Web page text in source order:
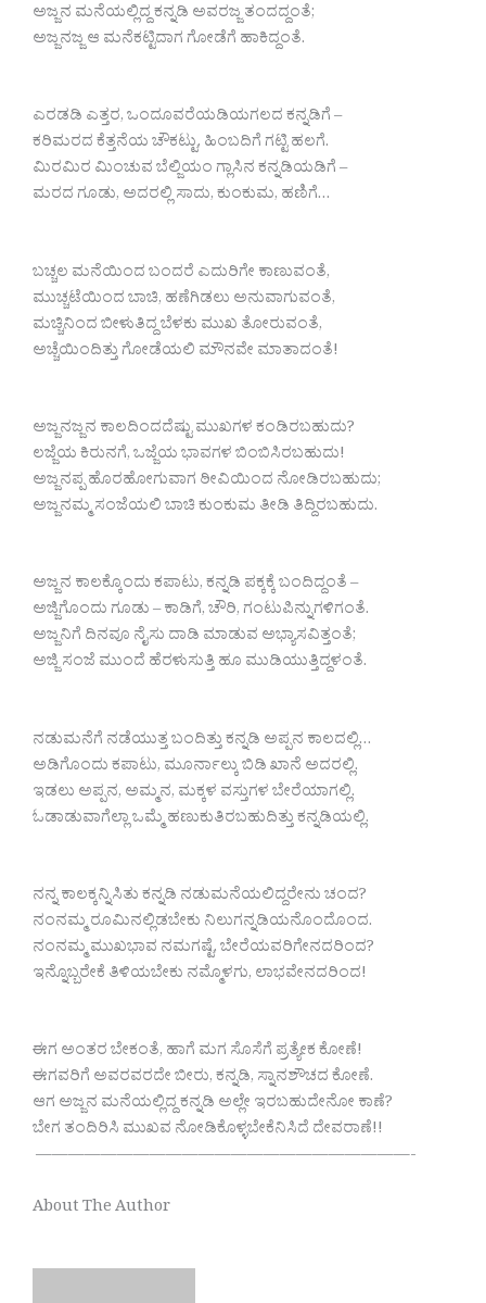
ಅಜ್ಜನ ಮನೆಯಲ್ಲಿದ್ದ ಕನ್ನಡಿ ಅವರಜ್ಜ ತಂದದ್ದಂತೆ;
ಅಜ್ಜನಜ್ಜ ಆ ಮನೆಕಟ್ಟಿದಾಗ ಗೋಡೆಗೆ ಹಾಕಿದ್ದಂತೆ.
ಎರಡಡಿ ಎತ್ತರ, ಒಂದೂವರೆಯಡಿಯಗಲದ ಕನ್ನಡಿಗೆ –
ಕರಿಮರದ ಕೆತ್ತನೆಯ ಚೌಕಟ್ಟು, ಹಿಂಬದಿಗೆ ಗಟ್ಟಿ ಹಲಗೆ.
ಮಿರಮಿರ ಮಿಂಚುವ ಬೆಲ್ಜಿಯಂ ಗ್ಲಾಸಿನ ಕನ್ನಡಿಯಡಿಗೆ –
ಮರದ ಗೂಡು, ಅದರಲ್ಲಿ ಸಾದು, ಕುಂಕುಮ, ಹಣಿಗೆ…
ಬಚ್ಚಲ ಮನೆಯಿಂದ ಬಂದರೆ ಎದುರಿಗೇ ಕಾಣುವಂತೆ,
ಮುಚ್ಚಟೆಯಿಂದ ಬಾಚಿ, ಹಣೆಗಿಡಲು ಅನುವಾಗುವಂತೆ,
ಮಚ್ಚಿನಿಂದ ಬೀಳುತಿದ್ದ ಬೆಳಕು ಮುಖ ತೋರುವಂತೆ,
ಅಚ್ಚೆಯಿಂದಿತ್ತು ಗೋಡೆಯಲಿ ಮೌನವೇ ಮಾತಾದಂತೆ!
ಅಜ್ಜನಜ್ಜನ ಕಾಲದಿಂದದೆಷ್ಟು ಮುಖಗಳ ಕಂಡಿರಬಹುದು?
ಲಜ್ಜೆಯ ಕಿರುನಗೆ, ಒಜ್ಜೆಯ ಭಾವಗಳ ಬಿಂಬಿಸಿರಬಹುದು!
ಅಜ್ಜನಪ್ಪ ಹೊರಹೋಗುವಾಗ ಠೀವಿಯಿಂದ ನೋಡಿರಬಹುದು;
ಅಜ್ಜನಮ್ಮ ಸಂಜೆಯಲಿ ಬಾಚಿ ಕುಂಕುಮ ತೀಡಿ ತಿದ್ದಿರಬಹುದು.
ಅಜ್ಜನ ಕಾಲಕ್ಕೊಂದು ಕಪಾಟು, ಕನ್ನಡಿ ಪಕ್ಕಕ್ಕೆ ಬಂದಿದ್ದಂತೆ –
ಅಜ್ಜಿಗೊಂದು ಗೂಡು – ಕಾಡಿಗೆ, ಚೌರಿ, ಗಂಟುಪಿನ್ನುಗಳಿಗಂತೆ.
ಅಜ್ಜನಿಗೆ ದಿನವೂ ನೈಸು ದಾಡಿ ಮಾಡುವ ಅಭ್ಯಾಸವಿತ್ತಂತೆ;
ಅಜ್ಜಿ ಸಂಜೆ ಮುಂದೆ ಹೆರಳುಸುತ್ತಿ ಹೂ ಮುಡಿಯುತ್ತಿದ್ದಳಂತೆ.
ನಡುಮನೆಗೆ ನಡೆಯುತ್ತ ಬಂದಿತ್ತು ಕನ್ನಡಿ ಅಪ್ಪನ ಕಾಲದಲ್ಲಿ…
ಅಡಿಗೊಂದು ಕಪಾಟು, ಮೂರ್ನಾಲ್ಕು ಬಿಡಿ ಖಾನೆ ಅದರಲ್ಲಿ.
ಇಡಲು ಅಪ್ಪನ, ಅಮ್ಮನ, ಮಕ್ಕಳ ವಸ್ತುಗಳ ಬೇರೆಯಾಗಲ್ಲಿ.
ಓಡಾಡುವಾಗೆಲ್ಲಾ ಒಮ್ಮೆ ಹಣುಕುತಿರಬಹುದಿತ್ತು ಕನ್ನಡಿಯಲ್ಲಿ.
ನನ್ನ ಕಾಲಕ್ಕನ್ನಿಸಿತು ಕನ್ನಡಿ ನಡುಮನೆಯಲಿದ್ದರೇನು ಚಂದ?
ನಂನಮ್ಮ ರೂಮಿನಲ್ಲಿಡಬೇಕು ನಿಲುಗನ್ನಡಿಯನೊಂದೊಂದ.
ನಂನಮ್ಮ ಮುಖಭಾವ ನಮಗಷ್ಟೆ, ಬೇರೆಯವರಿಗೇನದರಿಂದ?
ಇನ್ನೊಬ್ಬರೇಕೆ ತಿಳಿಯಬೇಕು ನಮ್ಮೊಳಗು, ಲಾಭವೇನದರಿಂದ!
ಈಗ ಅಂತರ ಬೇಕಂತೆ, ಹಾಗೆ ಮಗ ಸೊಸೆಗೆ ಪ್ರತ್ಯೇಕ ಕೋಣೆ!
ಈಗವರಿಗೆ ಅವರವರದೇ ಬೀರು, ಕನ್ನಡಿ, ಸ್ನಾನಶೌಚದ ಕೋಣೆ.
ಆಗ ಅಜ್ಜನ ಮನೆಯಲ್ಲಿದ್ದ ಕನ್ನಡಿ ಅಲ್ಲೇ ಇರಬಹುದೇನೋ ಕಾಣೆ?
ಬೇಗ ತಂದಿರಿಸಿ ಮುಖವ ನೋಡಿಕೊಳ್ಳಬೇಕೆನಿಸಿದೆ ದೇವರಾಣೆ!!
———————————————————————-
About The Author